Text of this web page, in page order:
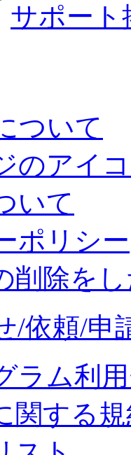
サポート
ついて
のアイ
いて
ポリシー
削除を
/依頼/申
ラム利
関する